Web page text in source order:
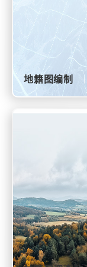
地籍图编制